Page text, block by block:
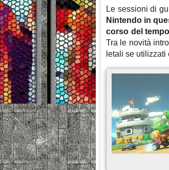
Le sessioni di
Nintendo in
corso del tempo
Tra le novità
letali se utilizzati